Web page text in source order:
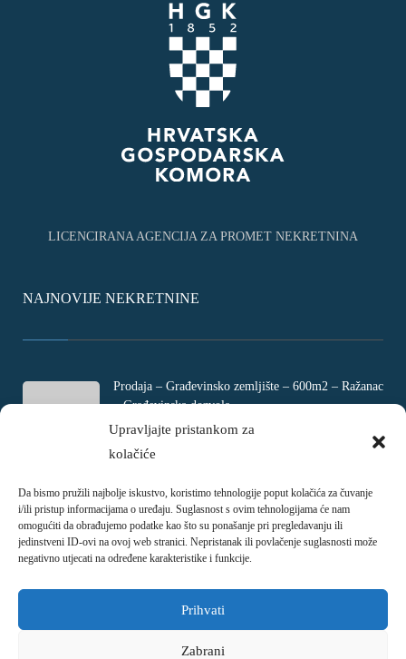
Upravljajte pristankom za
kolačiće
Da bismo pružili najbolje iskustvo, koristimo tehnologije poput kolačića za čuvanje
i/ili pristup informacijama o uređaju. Suglasnost s ovim tehnologijama će nam
omogućiti da obrađujemo podatke kao što su ponašanje pri pregledavanju ili
jedinstveni ID-ovi na ovoj web stranici. Nepristanak ili povlačenje suglasnosti može
negativno utjecati na određene karakteristike i funkcije.
Prihvati
Zabrani
LICENCIRANA AGENCIJA ZA PROMET NEKRETNINA
NAJNOVIJE NEKRETNINE
Prodaja – Građevinsko zemljište – 600m2 – Ražanac
– Građevinska dozvola
Rtina, Croatia
€ 180.000
Prodaja – Četverosobni stan – Jadranovo –
Crikvenica – 73m2
Ulica Ivani, Jadranovo, Croatia